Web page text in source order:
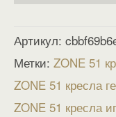
Артикул:
Метки: ZONE 51
ZONE 51 кресла
ZONE 51 кресла